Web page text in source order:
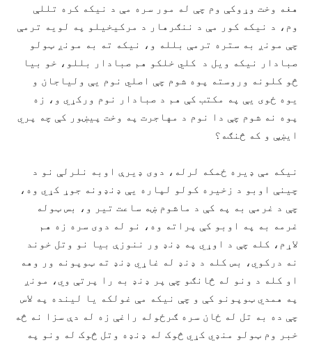
هغه وخت وړوکې وم چې له مور سره مې د نیکه کره تللې
وم، د نیکه کور مې د ننګرهار د مرکیخیلو په لویه ترمې
چې مونږ به ستره ترمې بلله و، نیکه ته به مونږ ټولو
صبادار نیکه ویل د کلي خلکو هم صبادار بللو، خو بیا
څو کلونه وروسته پوه شوم چې اصلي نوم یې ولیاجان و
یوه ځوی یې په مکتب کې هم د صبادار نوم ورکړي و، زه
پوه نه شوم چې دا نوم د مهاجرت په وخت پیښور کې چه پري
ایښې و که څنګه؟
نیکه مې ډیره ځمکه لرله، دوی ډیرې اوبه نلرلې نو د
چینې اوبو د زخیره کولو لپاره یې ډنډونه جوړ کړي وه،
چې د غرمې به په کې د ماشوم ښه ساعت تیر و، بس ټوله
غرمه به په اوبو کې پراته وه، نو له دوی سره زه هم
لاړم، کله چې د اوړي په ډنډ ور ننوزې بیا نو وتل خوند
نه درکوي، بس کله د ډنډ له غاړي ډنډ ته ټوپونه ور وهه
او کله د ونو له څانګو چې پر ډنډ به را پرتې وي، مونږ
په همدي ټوپونو کې و چې نیکه مې غولکه یا لینده په لاس
چې ده به تل له ځان سره ګرځوله راغې زه له دې سزا نه څه
خبر وم ټولو منډي کړي څوک له ډنډه وتل څوک له ونو په